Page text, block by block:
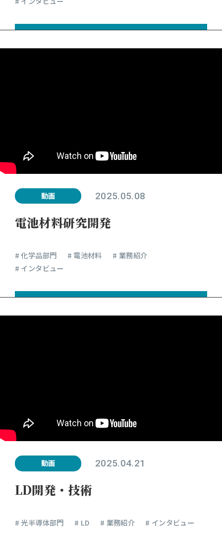
動画 2025.05.08
電池材料研究開発
# 化学品部門 # 電池材料
# 業務紹介
# インタビュー
動画 2025.04.21
LD開発・技術
# 光半導体部門 # LD # 業務紹介 # インタビュー